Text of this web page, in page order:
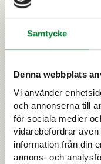
Samtycke
Denna webbplats
Vi använder
och annonserna till
för sociala medier
vidarebefordrar
information från din
annons- och